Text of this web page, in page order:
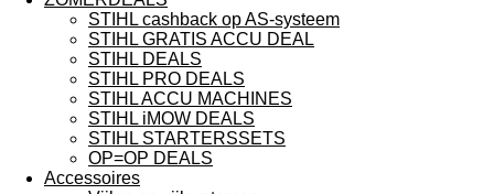
STIHL cashback op AS-systeem
STIHL GRATIS ACCU DEAL
STIHL DEALS
STIHL PRO DEALS
STIHL ACCU MACHINES
STIHL iMOW DEALS
STIHL STARTERSSETS
OP=OP DEALS
Accessoires